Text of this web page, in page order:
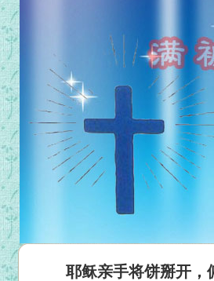
耶稣亲手将饼掰开